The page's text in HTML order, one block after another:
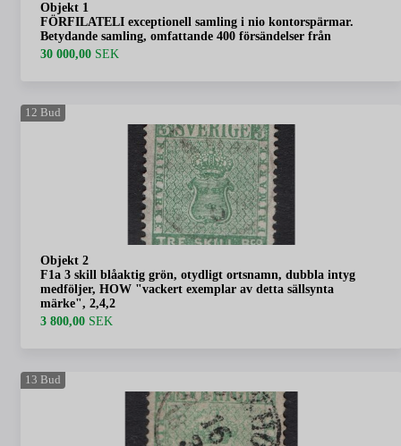
Objekt 1
FÖRFILATELI exceptionell samling i nio kontorspärmar.
Betydande samling, omfattande 400 försändelser från
30 000,00 SEK
12 Bud
Objekt 2
F1a 3 skill blåaktig grön, otydligt ortsnamn, dubbla intyg
medföljer, HOW "vackert exemplar av detta sällsynta
märke", 2,4,2
3 800,00 SEK
13 Bud